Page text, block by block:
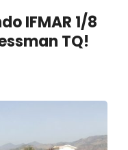
IFMAR 1/8
TQ!